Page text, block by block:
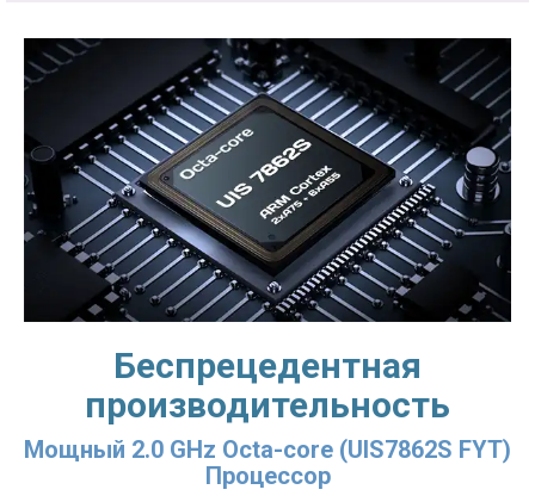
Беспрецедентная
производительность
Мощный 2.0 GHz Octa-core (UIS7862S FYT)
Процессор